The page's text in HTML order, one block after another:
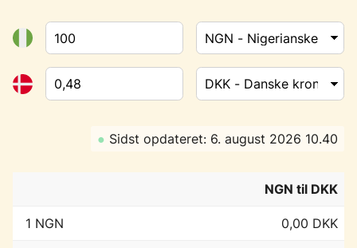
● Sidst opdateret: 6. august 2026 10.40
NGN til DKK
1 NGN 0,00 DKK